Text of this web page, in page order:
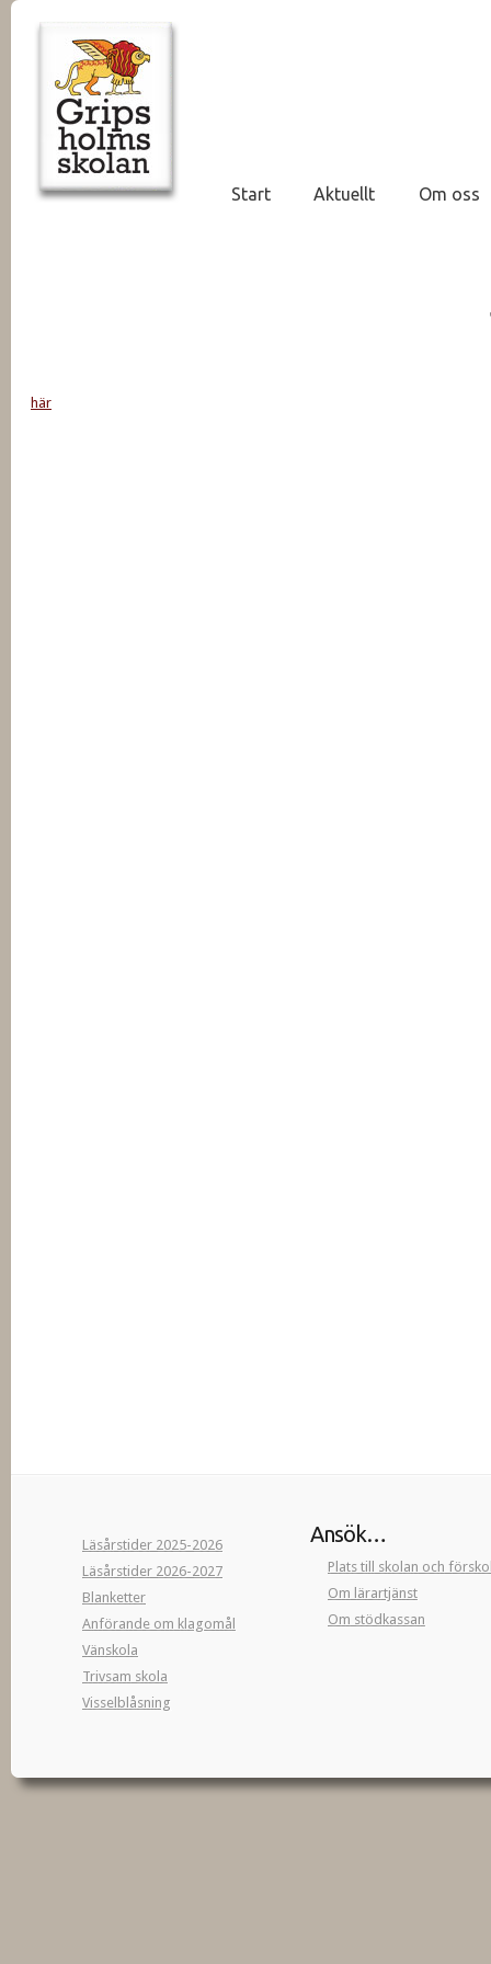
Start Aktuellt Om oss
här
Läsårstider 2025-2026
Läsårstider 2026-2027
Blanketter
Anförande om klagomål
Vänskola
Trivsam skola
Visselblåsning
Ansök…
Plats till skolan och
Om lärartjänst
Om stödkassan